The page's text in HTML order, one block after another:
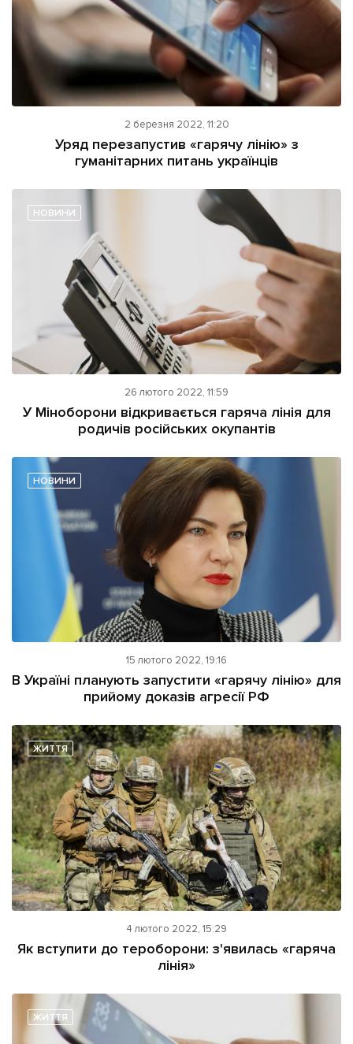
2 березня 2022, 11:20
Уряд перезапустив «гарячу лінію» з
гуманітарних питань українців
НОВИНИ
26 лютого 2022, 11:59
У Міноборони відкривається гаряча лінія для
родичів російських окупантів
НОВИНИ
15 лютого 2022, 19:16
В Україні планують запустити «гарячу лінію» для
прийому доказів агресії РФ
ЖИТТЯ
4 лютого 2022, 15:29
Як вступити до тероборони: з'явилась «гаряча
лінія»
ЖИТТЯ